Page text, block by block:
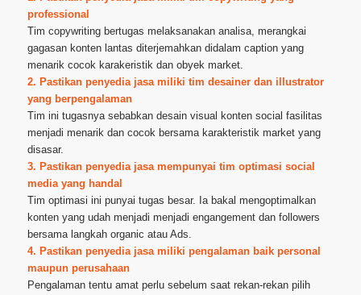
professional
Tim copywriting bertugas melaksanakan analisa, merangkai
gagasan konten lantas diterjemahkan didalam caption yang
menarik cocok karakeristik dan obyek market.
2. Pastikan penyedia jasa miliki tim desainer dan illustrator
yang berpengalaman
Tim ini tugasnya sebabkan desain visual konten social fasilitas
menjadi menarik dan cocok bersama karakteristik market yang
disasar.
3. Pastikan penyedia jasa mempunyai tim optimasi social
media yang handal
Tim optimasi ini punyai tugas besar. Ia bakal mengoptimalkan
konten yang udah menjadi menjadi engangement dan followers
bersama langkah organic atau Ads.
4. Pastikan penyedia jasa miliki pengalaman baik personal
maupun perusahaan
Pengalaman tentu amat perlu sebelum saat rekan-rekan pilih